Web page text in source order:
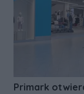
Primark